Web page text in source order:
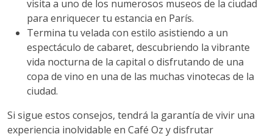
visita a uno de los numerosos museos de la ciudad
para enriquecer tu estancia en París.
Termina tu velada con estilo asistiendo a un
espectáculo de cabaret, descubriendo la vibrante
vida nocturna de la capital o disfrutando de una
copa de vino en una de las muchas vinotecas de la
ciudad.
Si sigue estos consejos, tendrá la garantía de vivir una
experiencia inolvidable en Café Oz y disfrutar